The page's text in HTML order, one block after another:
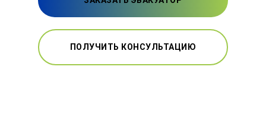
ПОЛУЧИТЬ КОНСУЛЬТАЦИЮ